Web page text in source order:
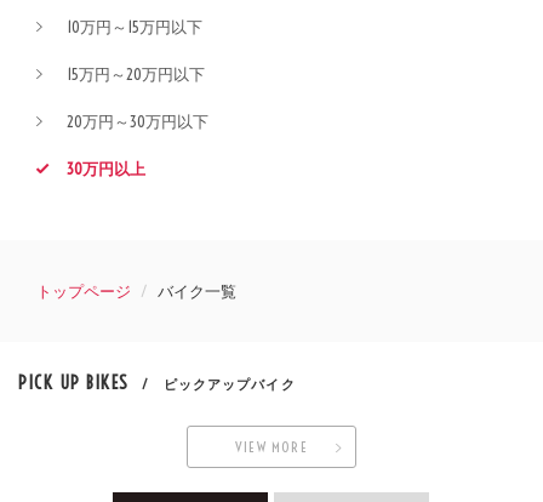
10万円～15万円以下
15万円～20万円以下
20万円～30万円以下
30万円以上
トップページ バイク一覧
PICK UP BIKES / ピックアップバイク
VIEW MORE